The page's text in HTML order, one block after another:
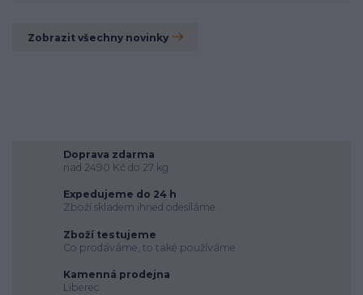
Zobrazit všechny novinky
Doprava zdarma
nad 2490 Kč do 27 kg
Expedujeme do 24 h
Zboží skladem ihned odesíláme
Zboží testujeme
Co prodáváme, to také používáme
Kamenná prodejna
Liberec